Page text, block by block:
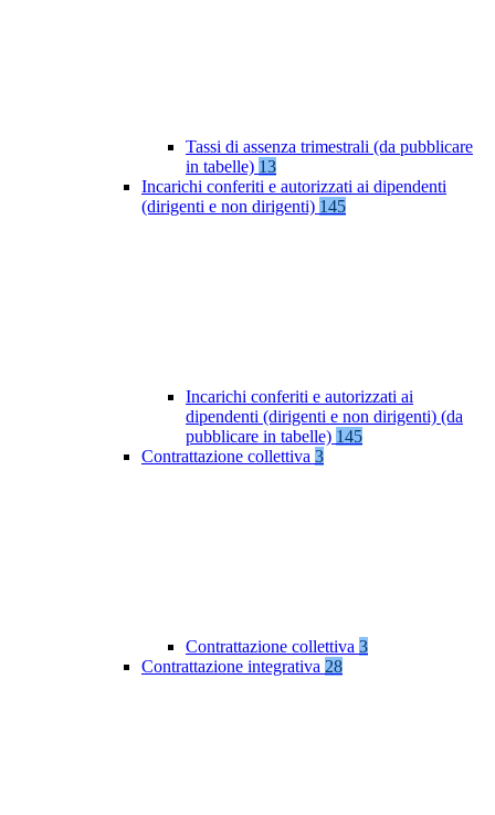
Tassi di assenza trimestrali (da pubblicare
in tabelle) 13
Incarichi conferiti e autorizzati ai dipendenti
(dirigenti e non dirigenti) 145
Incarichi conferiti e autorizzati ai
dipendenti (dirigenti e non dirigenti) (da
pubblicare in tabelle) 145
Contrattazione collettiva 3
Contrattazione collettiva 3
Contrattazione integrativa 28